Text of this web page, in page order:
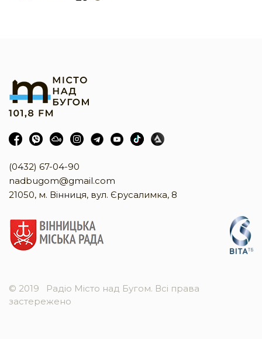
(0432) 67-04-90
nadbugom@gmail.com
21050, м. Вінниця, вул. Єрусалимка, 8
© 2019
Радіо Місто над Бугом. Всі права
застережено